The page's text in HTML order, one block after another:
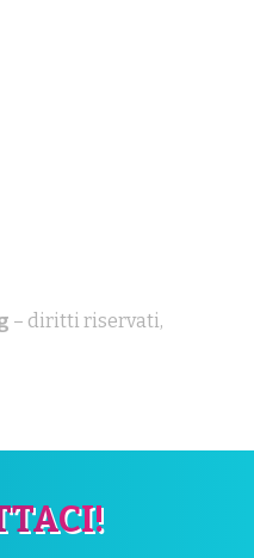
– diritti riservati,